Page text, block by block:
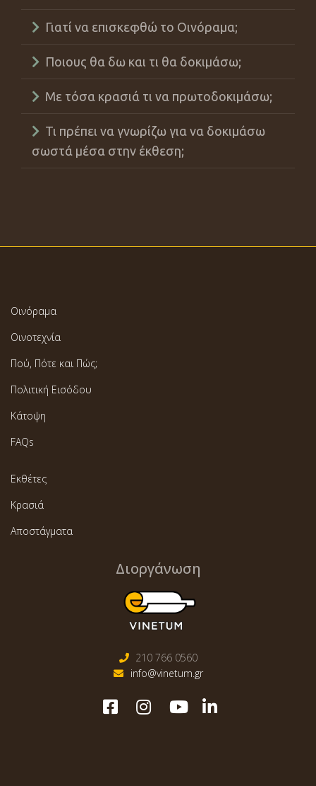
Γιατί να επισκεφθώ το Οινόραμα;
Ποιους θα δω και τι θα δοκιμάσω;
Με τόσα κρασιά τι να πρωτοδοκιμάσω;
Τι πρέπει να γνωρίζω για να δοκιμάσω
σωστά μέσα στην έκθεση;
Οινόραμα
Οινοτεχνία
Πού, Πότε και Πώς;
Πολιτική Εισόδου
Κάτοψη
FAQs
Εκθέτες
Κρασιά
Αποστάγματα
Διοργάνωση
210 766 0560
info@vinetum.gr